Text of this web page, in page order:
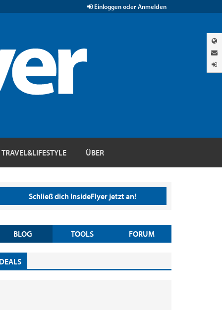
Einloggen oder Anmelden
TRAVEL&LIFESTYLE ÜBER
Schließ dich InsideFlyer jetzt an!
BLOG TOOLS FORUM
DEALS